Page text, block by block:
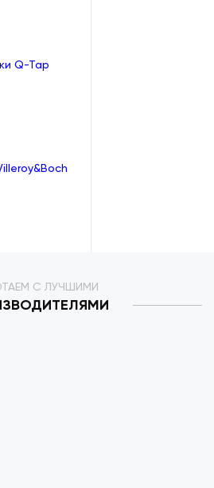
Q-Tap
С ЛУЧШИМИ